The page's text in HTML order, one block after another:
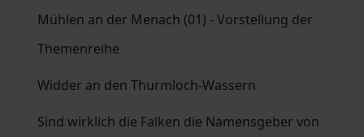
Mühlen an der Menach (01) - Vorstellung der
Themenreihe
Widder an den Thurmloch-Wassern
Sind wirklich die Falken die Namensgeber von